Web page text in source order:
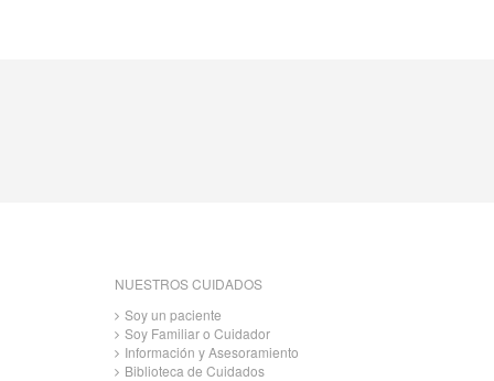
NUESTROS CUIDADOS
Soy un paciente
Soy Familiar o Cuidador
Información y Asesoramiento
Biblioteca de Cuidados